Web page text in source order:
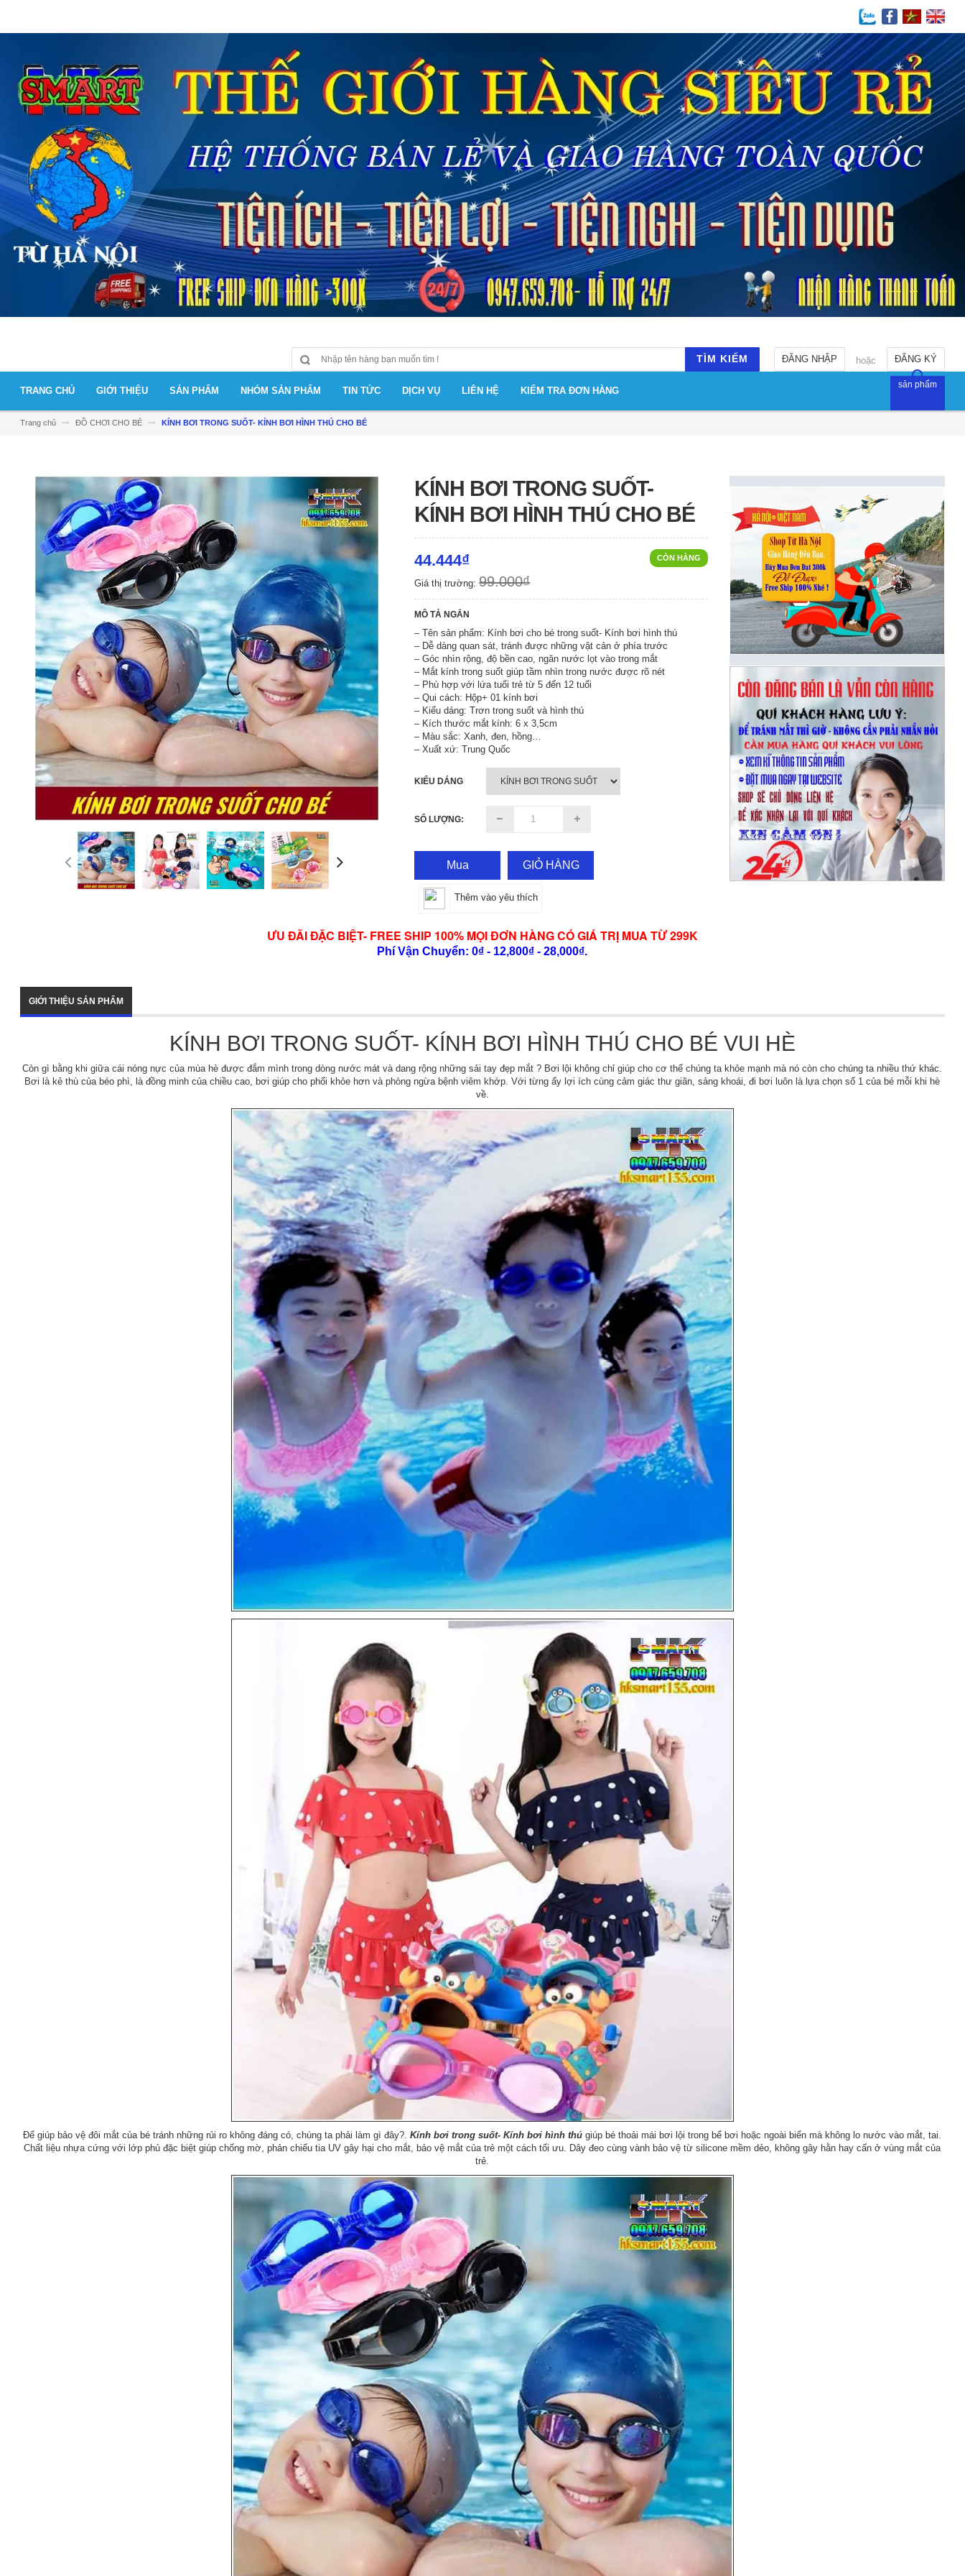
ĐĂNG KÝ
hoặc
ĐĂNG NHẬP
TÌM KIẾM
TRANG CHỦ GIỚI THIỆU SẢN PHẨM NHÓM SẢN PHẨM TIN TỨC DỊCH VỤ LIÊN HỆ KIỂM TRA ĐƠN HÀNG
sản phẩm
Trang chủ ĐỒ CHƠI CHO BÉ KÍNH BƠI TRONG SUỐT- KÍNH BƠI HÌNH THÚ CHO BÉ
KÍNH BƠI TRONG SUỐT-
KÍNH BƠI HÌNH THÚ CHO BÉ
CÒN HÀNG
44.444₫
Giá thị trường:99.000₫
MÔ TẢ NGẮN
– Tên sản phẩm: Kính bơi cho bé trong suốt- Kính bơi hình thú
– Dễ dàng quan sát, tránh được những vật cản ở phía trước
– Góc nhìn rộng, độ bền cao, ngăn nước lọt vào trong mắt
– Mắt kính trong suốt giúp tầm nhìn trong nước được rõ nét
– Phù hợp với lứa tuổi trẻ từ 5 đến 12 tuổi
– Qui cách: Hộp+ 01 kính bơi
– Kiểu dáng: Trơn trong suốt và hình thú
– Kích thước mắt kính: 6 x 3,5cm
– Màu sắc: Xanh, đen, hồng…
– Xuất xứ: Trung Quốc
KIỂU DÁNG
SỐ LƯỢNG:
Mua GIỎ HÀNG
Thêm vào yêu thích
ƯU ĐÃI ĐẶC BIỆT- FREE SHIP 100% MỌI ĐƠN HÀNG CÓ GIÁ TRỊ MUA TỪ 299K
Phí Vận Chuyển: 0₫ - 12,800₫ - 28,000₫.
GIỚI THIỆU SẢN PHẨM
KÍNH BƠI TRONG SUỐT- KÍNH BƠI HÌNH THÚ CHO BÉ VUI HÈ
Còn gì bằng khi giữa cái nóng nực của mùa hè được đắm mình trong dòng nước mát và dang rộng những sải tay đẹp mắt ? Bơi lội không chỉ giúp cho cơ thể chúng ta khỏe mạnh mà nó còn cho chúng ta nhiều thứ khác.
Bơi là kẻ thù của béo phì, là đồng minh của chiều cao, bơi giúp cho phổi khỏe hơn và phòng ngừa bệnh viêm khớp. Với từng ấy lợi ích cùng cảm giác thư giãn, sảng khoái, đi bơi luôn là lựa chọn số 1 của bé mỗi khi hè
về.
Để giúp bảo vệ đôi mắt của bé tránh những rủi ro không đáng có, chúng ta phải làm gì đây?.Kính bơi trong suốt- Kính bơi hình thú giúp bé thoải mái bơi lội trong bể bơi hoặc ngoài biển mà không lo nước vào mắt, tai.
Chất liệu nhựa cứng với lớp phủ đặc biệt giúp chống mờ, phản chiếu tia UV gây hại cho mắt, bảo vệ mắt của trẻ một cách tối ưu. Dây đeo cùng vành bảo vệ từ silicone mềm dẻo, không gây hằn hay cấn ở vùng mắt của
trẻ.